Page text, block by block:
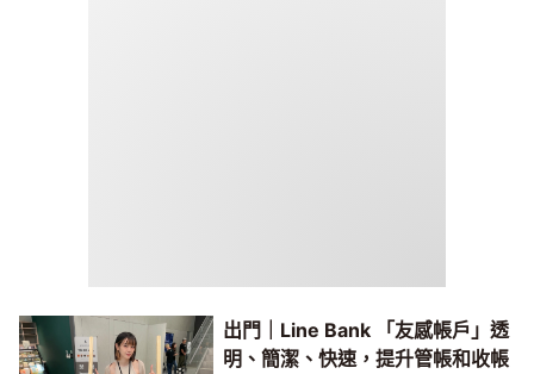
出門｜Line Bank 「友感帳戶」透
明、簡潔、快速，提升管帳和收帳